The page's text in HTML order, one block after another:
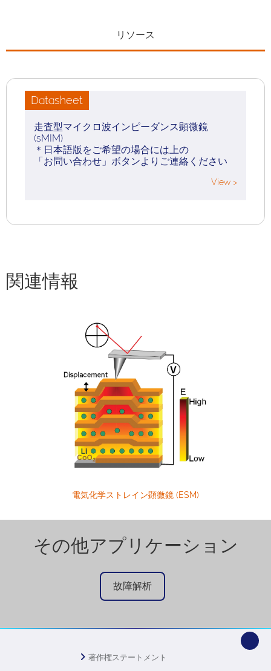
リソース
Datasheet
走査型マイクロ波インピーダンス顕微鏡
(sMIM)
＊日本語版をご希望の場合には上の
「お問い合わせ」ボタンよりご連絡ください
View >
関連情報
電気化学ストレイン顕微鏡 (ESM)
その他アプリケーション
故障解析
著作権ステートメント